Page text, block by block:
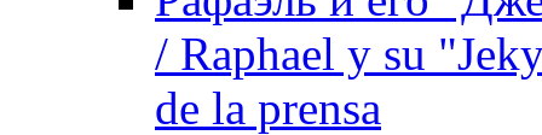
/ Raphael y su
de la prensa